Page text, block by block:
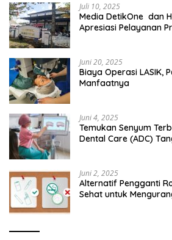
Juli 10, 2025
Media DetikOne dan
Apresiasi Pelayanan
Juni 20, 2025
Biaya Operasi LASIK,
Manfaatnya
Juni 4, 2025
Temukan Senyum
Dental Care (ADC)
Juni 2, 2025
Alternatif Pengganti
Sehat untuk